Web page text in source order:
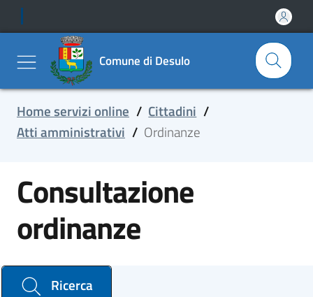
Comune di Desulo
Home servizi online / Cittadini /
Atti amministrativi / Ordinanze
Consultazione
ordinanze
Cerca il documento e consulta il dettaglio
Ricerca